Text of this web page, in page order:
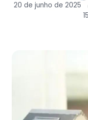
20 de junho de 2025